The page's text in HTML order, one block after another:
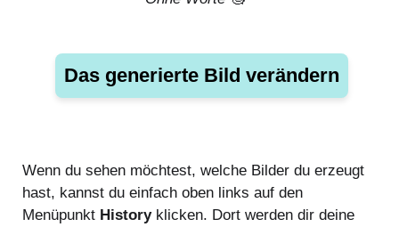
Das generierte Bild verändern
Wenn du sehen möchtest, welche Bilder du erzeugt
hast, kannst du einfach oben links auf den
Menüpunkt Historyklicken. Dort werden dir deine